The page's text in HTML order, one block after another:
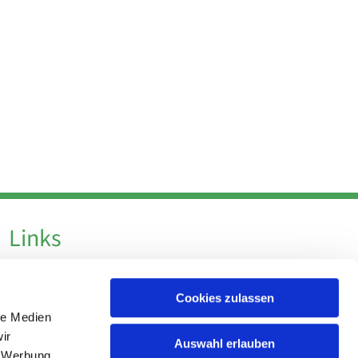
Medien
Cookies zulassen
Auswahl erlauben
Links
Impressum